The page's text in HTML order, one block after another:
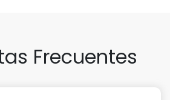
Frecuentes